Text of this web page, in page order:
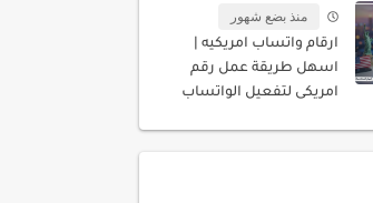
منذ بضع شهور
ارقام واتساب امريكيه |
اسهل طريقة عمل رقم
امريكى لتفعيل الواتساب